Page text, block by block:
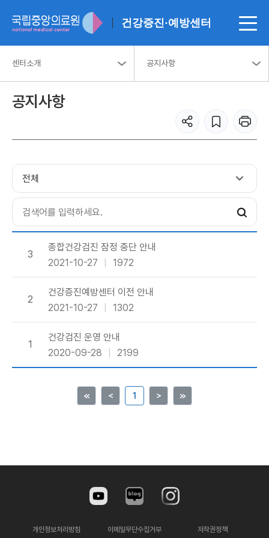
건강증진·예방센터
센터소개 공지사항
공지사항
3
종합건강검진 잠정 중단 안내
2021-10-27
1972
2
건강증진예방센터 이전 안내
2021-10-27
1302
1
건강검진 운영 안내
2020-09-28
2199
≪ ＜ 1 ＞ ≫
개인정보처리방침 이메일무단수집거부 저작권정책